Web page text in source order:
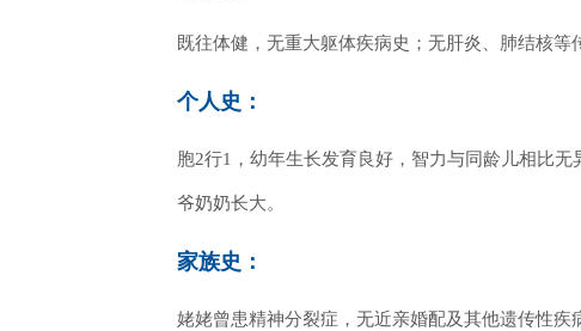
既往体健，无重大躯体疾病史；无肝炎、肺结核等
个人史：
胞2行1，幼年生长发育良好，智力与同龄儿相比
爷奶奶长大。
家族史：
姥姥曾患精神分裂症，无近亲婚配及其他遗传性疾